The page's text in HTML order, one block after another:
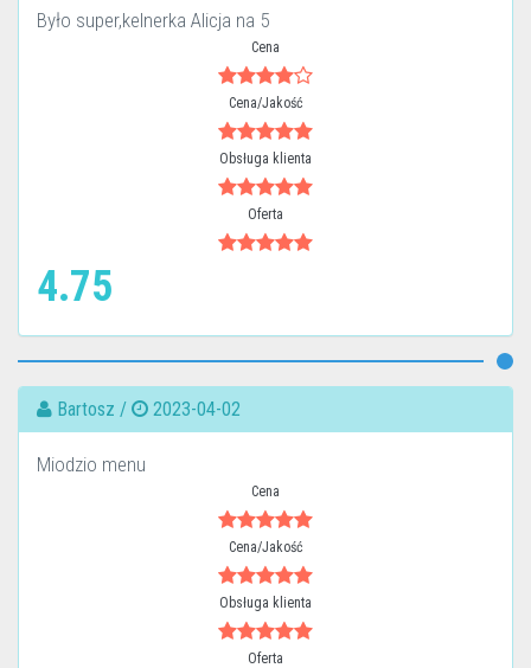
Było super,kelnerka Alicja na 5
Cena
Cena/Jakość
Obsługa klienta
Oferta
4.75
Bartosz / 2023-04-02
Miodzio menu
Cena
Cena/Jakość
Obsługa klienta
Oferta